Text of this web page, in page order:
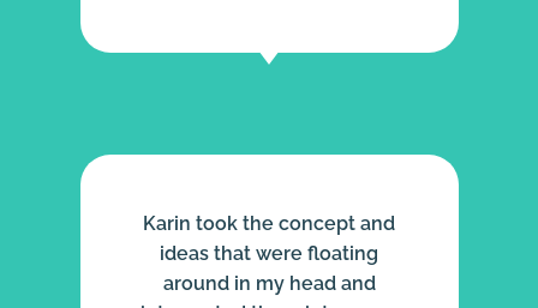
Karin took the concept and
ideas that were floating
around in my head and